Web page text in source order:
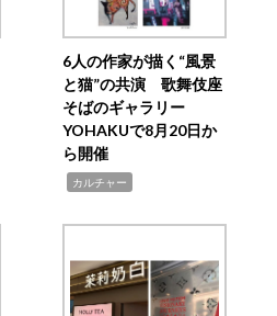
6人の作家が描く“風景
と猫”の共演 歌舞伎座
そばのギャラリー
YOHAKUで8月20日か
ら開催
カルチャー